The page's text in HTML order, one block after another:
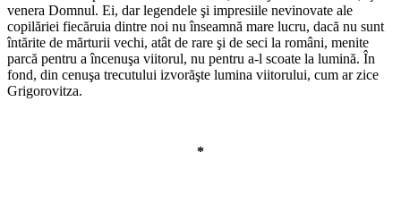
venera Domnul. Ei, dar legendele şi impresiile nevinovate ale
copilăriei fiecăruia dintre noi nu înseamnă mare lucru, dacă nu sunt
întărite de mărturii vechi, atât de rare şi de seci la români, menite
parcă pentru a încenuşa viitorul, nu pentru a-l scoate la lumină. În
fond, din cenuşa trecutului izvorăşte lumina viitorului, cum ar zice
Grigorovitza.
*